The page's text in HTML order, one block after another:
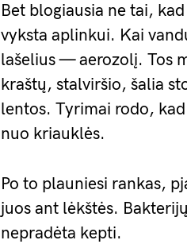
Bet blogiausia ne tai,
vyksta aplinkui. Kai
lašelius — aerozolį. Tos
kraštų, stalviršio, šalia
lentos. Tyrimai rodo,
nuo kriauklės.
Po to plauniesi rankas,
juos ant lėkštės.
nepradėta kepti.